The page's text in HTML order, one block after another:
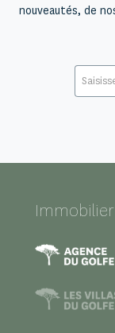
nouveautés, de